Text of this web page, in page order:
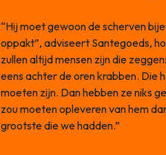
“Hij moet gewoon de scherven
oppakt”, adviseert Santegoeds,
zullen altijd mensen zijn die
eens achter de oren krabben. Die
moeten zijn. Dan hebben ze niks
zou moeten opleveren van hem
grootste die we hadden.”